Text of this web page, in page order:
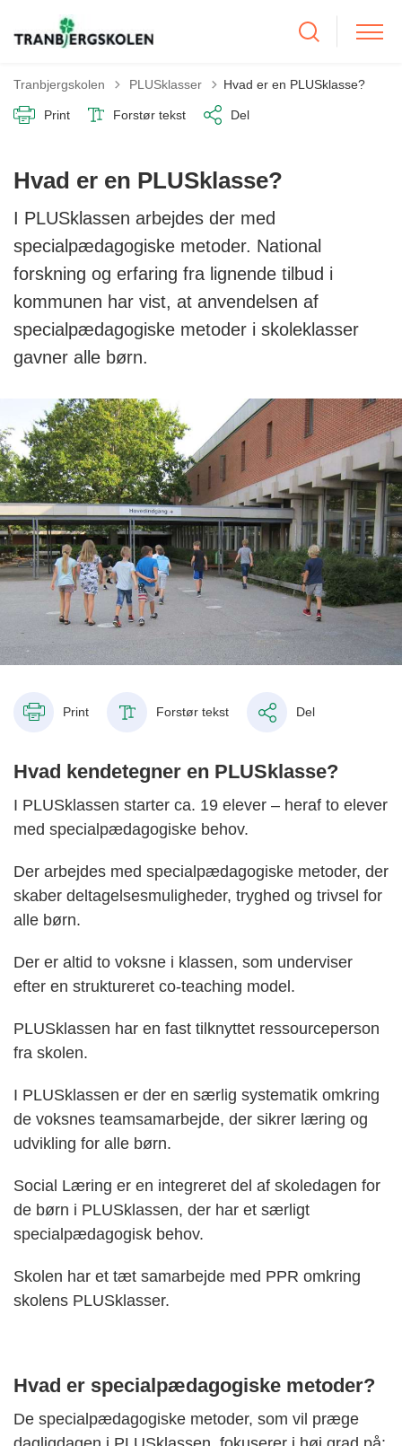
Tranbjergskolen Tilbage til
PLUSklasser Hvad er en PLUSklasse?
Print Forstør tekst Del
Hvad er en PLUSklasse?
I PLUSklassen arbejdes der med
specialpædagogiske metoder. National
forskning og erfaring fra lignende tilbud i
kommunen har vist, at anvendelsen af
specialpædagogiske metoder i skoleklasser
gavner alle børn.
Print Forstør tekst Del
Hvad kendetegner en PLUSklasse?
I PLUSklassen starter ca. 19 elever – heraf to elever
med specialpædagogiske behov.
Der arbejdes med specialpædagogiske metoder, der
skaber deltagelsesmuligheder, tryghed og trivsel for
alle børn.
Der er altid to voksne i klassen, som underviser
efter en struktureret co-teaching model.
PLUSklassen har en fast tilknyttet ressourceperson
fra skolen.
I PLUSklassen er der en særlig systematik omkring
de voksnes teamsamarbejde, der sikrer læring og
udvikling for alle børn.
Social Læring er en integreret del af skoledagen for
de børn i PLUSklassen, der har et særligt
specialpædagogisk behov.
Skolen har et tæt samarbejde med PPR omkring
skolens PLUSklasser.
Hvad er specialpædagogiske metoder?
De specialpædagogiske metoder, som vil præge